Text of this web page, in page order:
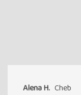
Alena H. Cheb